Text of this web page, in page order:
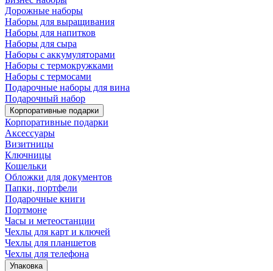
Дорожные наборы
Наборы для выращивания
Наборы для напитков
Наборы для сыра
Наборы с аккумуляторами
Наборы с термокружками
Наборы с термосами
Подарочные наборы для вина
Подарочный набор
Корпоративные подарки
Корпоративные подарки
Аксессуары
Визитницы
Ключницы
Кошельки
Обложки для документов
Папки, портфели
Подарочные книги
Портмоне
Часы и метеостанции
Чехлы для карт и ключей
Чехлы для планшетов
Чехлы для телефона
Упаковка